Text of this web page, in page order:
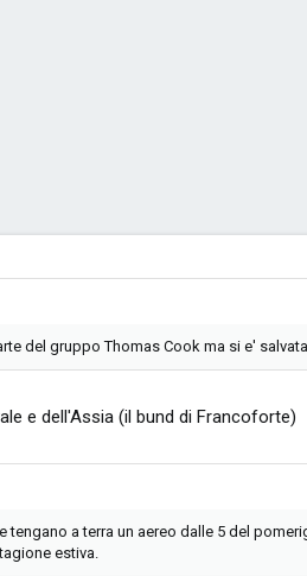
del gruppo Thomas Cook ma si e'
e dell'Assia (il bund di Francoforte)
tengano a terra un aereo dalle 5 del
estiva.